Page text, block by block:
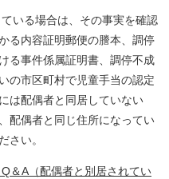
る場合は、その事実を確認
る内容証明郵便の謄本、調停
る事件係属証明書、調停不成
の市区町村で児童手当の認定
は配偶者と同居していない
配偶者と同じ住所になってい
さい。
＆A（配偶者と別居されてい